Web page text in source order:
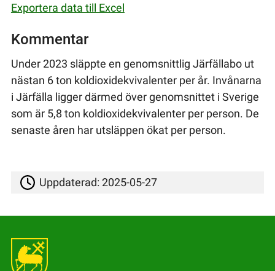
Exportera data till Excel
Kommentar
Under 2023 släppte en genomsnittlig Järfällabo ut
nästan 6 ton koldioxidekvivalenter per år. Invånarna
i Järfälla ligger därmed över genomsnittet i Sverige
som är 5,8 ton koldioxidekvivalenter per person. De
senaste åren har utsläppen ökat per person.
Uppdaterad:2025-05-27